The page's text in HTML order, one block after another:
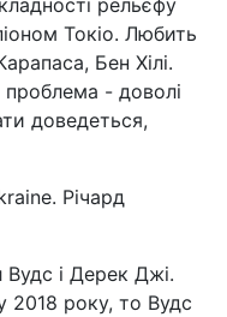
Токіо. Любить
Бен Хілі.
- доволі
доведеться,
Річард
і Дерек Джі.
2018 року, то Вудс